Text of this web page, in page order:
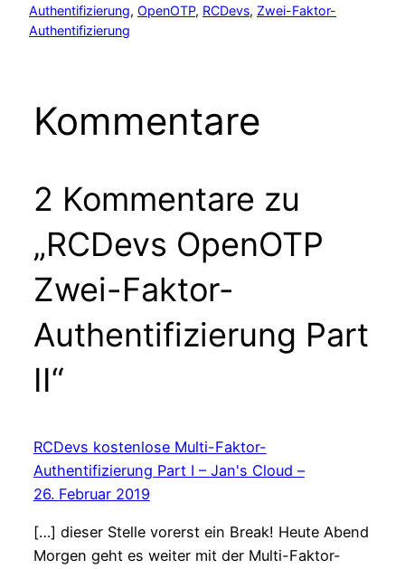
Authentifizierung, OpenOTP, RCDevs, Zwei-Faktor-
Authentifizierung
Kommentare
2 Kommentare zu
„RCDevs OpenOTP
Zwei-Faktor-
Authentifizierung Part
II“
RCDevs kostenlose Multi-Faktor-
Authentifizierung Part I – Jan's Cloud –
26. Februar 2019
[…] dieser Stelle vorerst ein Break! Heute Abend
Morgen geht es weiter mit der Multi-Faktor-